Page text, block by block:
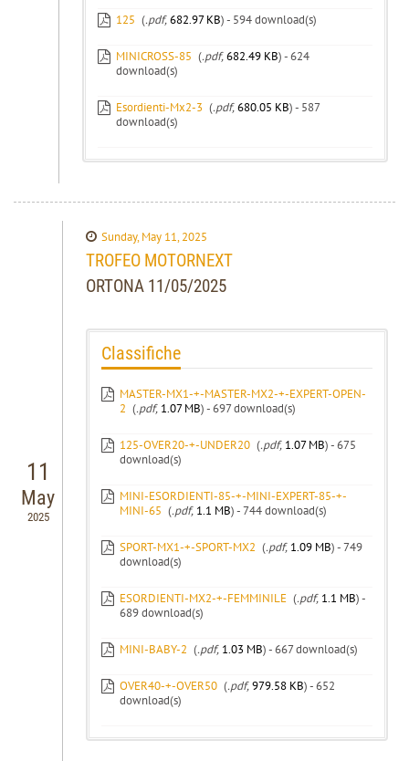
125 (.pdf,682.97 KB) - 594 download(s)
MINICROSS-85 (.pdf,682.49 KB) - 624
download(s)
Esordienti-Mx2-3 (.pdf,680.05 KB) - 587
download(s)
11
May
2025
Sunday, May 11, 2025
TROFEO MOTORNEXT
ORTONA 11/05/2025
Classifiche
MASTER-MX1-+-MASTER-MX2-+-EXPERT-OPEN-
2 (.pdf, 1.07 MB) - 697 download(s)
125-OVER20-+-UNDER20 (.pdf, 1.07 MB) - 675
download(s)
MINI-ESORDIENTI-85-+-MINI-EXPERT-85-+-
MINI-65 (.pdf, 1.1 MB) - 744 download(s)
SPORT-MX1-+-SPORT-MX2 (.pdf, 1.09 MB) - 749
download(s)
ESORDIENTI-MX2-+-FEMMINILE (.pdf, 1.1 MB) -
689 download(s)
MINI-BABY-2 (.pdf, 1.03 MB) - 667 download(s)
OVER40-+-OVER50 (.pdf,979.58 KB) - 652
download(s)